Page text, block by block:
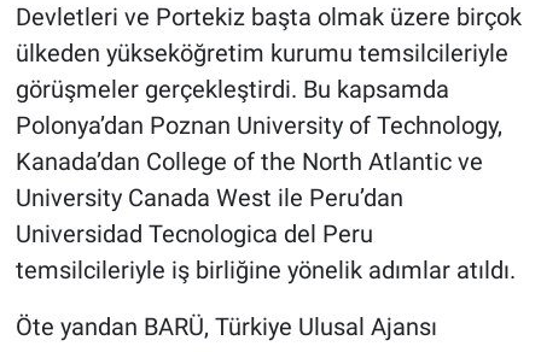
Devletleri ve Portekiz başta olmak üzere birçok
ülkeden yükseköğretim kurumu temsilcileriyle
görüşmeler gerçekleştirdi. Bu kapsamda
Polonya’dan Poznan University of Technology,
Kanada’dan College of the North Atlantic ve
University Canada West ile Peru’dan
Universidad Tecnologica del Peru
temsilcileriyle iş birliğine yönelik adımlar atıldı.
Öte yandan BARÜ, Türkiye Ulusal Ajansı